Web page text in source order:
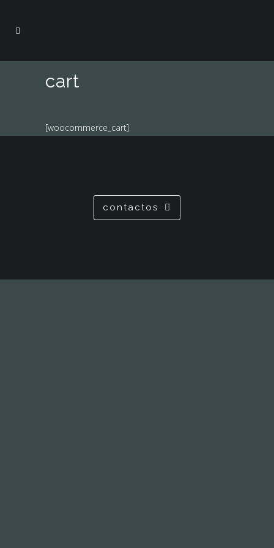
cart
[woocommerce_cart]
contactos